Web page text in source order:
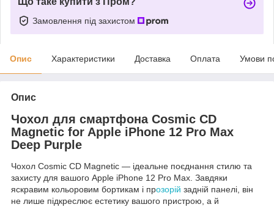
Замовлення під захистом
Опис Характеристики Доставка Оплата Умови
Опис
Чохол для смартфона Cosmic CD
Magnetic for Apple iPhone 12 Pro Max
Deep Purple
Чохол Cosmic CD Magnetic — ідеальне поєднання стилю та
захисту для вашого Apple iPhone 12 Pro Max. Завдяки
яскравим кольоровим бортикам і прозорій задній панелі, він
не лише підкреслює естетику вашого пристрою, а й